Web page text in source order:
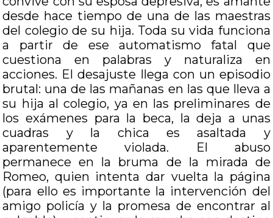
desde hace tiempo de una de las maestras
del colegio de su hija. Toda su vida funciona
a partir de ese automatismo fatal que
cuestiona en palabras y naturaliza en
acciones. El desajuste llega con un episodio
brutal: una de las mañanas en las que lleva a
su hija al colegio, ya en las preliminares de
los exámenes para la beca, la deja a unas
cuadras y la chica es asaltada y
aparentemente violada. El abuso
permanece en la bruma de la mirada de
Romeo, quien intenta dar vuelta la página
(para ello es importante la intervención del
amigo policía y la promesa de encontrar al